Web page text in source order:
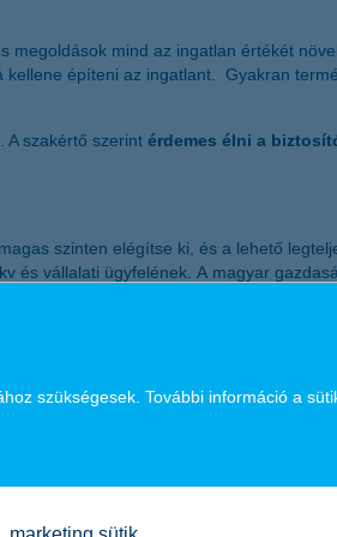
mind az ingatlan értékét
kellene építeni az ingatlant. Gyakran
A szakértő szerint érdemes élni a
szinten elégítse ki, és a lehető
és vállalati ügyfelének. A magyar
szükségesek. További információ a